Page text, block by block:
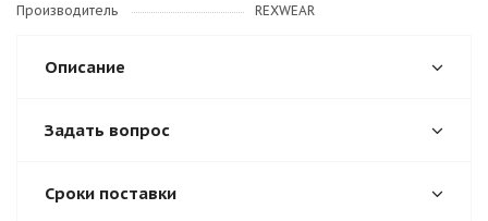
Производитель REXWEAR
Описание
Задать вопрос
Сроки поставки